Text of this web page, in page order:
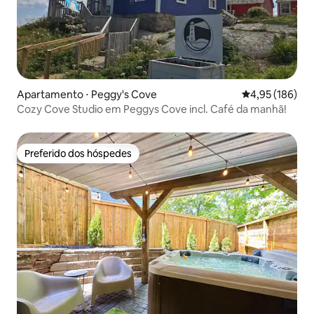
Apartamento ⋅ Peggy's Cove 4,95 de uma
4,95 (186)
Cozy Cove Studio em Peggys Cove incl. Café da manhã!
Preferido dos hóspedes
Preferido dos hóspedes